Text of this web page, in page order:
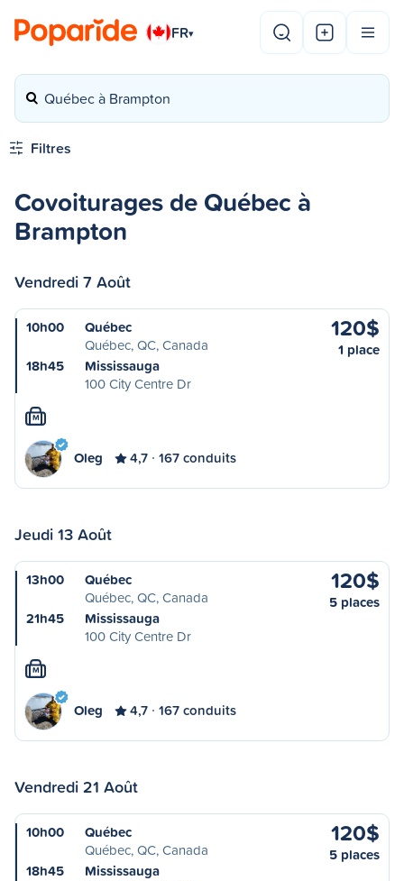
FR▾
Québec à Brampton
Filtres
Covoiturages de Québec à
Brampton
Vendredi 7 Août
10h00
Québec
Québec, QC, Canada
18h45
Mississauga
100 City Centre Dr
120$
1 place
M
Oleg 4,7 167 conduits
Jeudi 13 Août
13h00
Québec
Québec, QC, Canada
21h45
Mississauga
100 City Centre Dr
120$
5 places
M
Oleg 4,7 167 conduits
Vendredi 21 Août
10h00
Québec
Québec, QC, Canada
18h45
Mississauga
120$
5 places